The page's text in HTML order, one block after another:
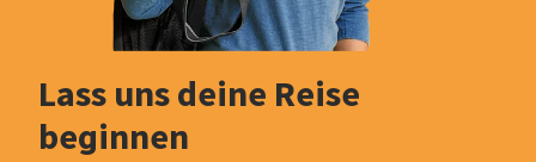
Lass uns deine Reise
beginnen